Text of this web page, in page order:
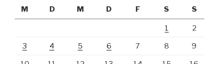
M
D M D F S S
1 2
3 4 5 6 7 8 9